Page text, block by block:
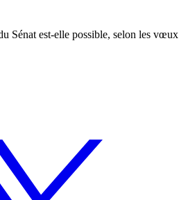
Sénat est-elle possible, selon les vœux